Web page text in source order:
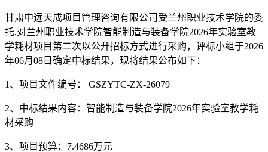
甘肃中远天成项目管理咨询有限公司受兰州职业技术学院的委
托,对兰州职业技术学院智能制造与装备学院2026年实验室教
学耗材项目第二次以公开招标方式进行采购，评标小组于2026
年06月 08 日确定中标结果，现将结果公布如下：
1 、 项目文件编号： GSZYTC-ZX-26079
2、 中标结果内容：智能制造与装备学院2026年实验室教学耗
材采购
3、项目预算：7.4686万元